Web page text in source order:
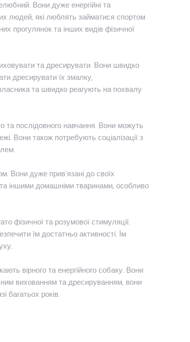
Вони дуже енергійні та
людей, які люблять займатися спортом
прогулянок та інших видів фізичної
та дресирувати. Вони швидко
дресирувати їх змалку,
та швидко реагують на похвалу
послідовного навчання. Вони можуть
Вони також потребують соціалізації з
Вони дуже прив'язані до своїх
іншими домашніми тваринами, особливо
фізичної та розумової стимуляції.
їм достатньо активності. Їм
вірного та енергійного собаку. Вони
вихованням та дресируванням, вони
багатьох років.